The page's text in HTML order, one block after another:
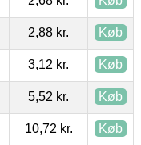
2,88 kr. Køb
3,12 kr. Køb
5,52 kr. Køb
10,72 kr. Køb